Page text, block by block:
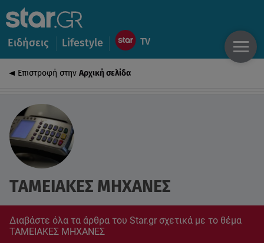
Ειδήσεις Lifestyle
Επιστροφή στην Αρχική σελίδα
ΤΑΜΕΙΑΚΕΣ ΜΗΧΑΝΕΣ
Διαβάστε όλα τα άρθρα του Star.gr σχετικά με το θέμα
ΤΑΜΕΙΑΚΕΣ ΜΗΧΑΝΕΣ